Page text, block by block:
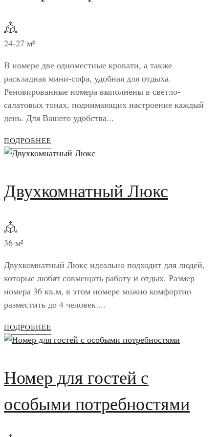
24-27 м²
В номере две одноместные кровати, а также
раскладная мини-софа, удобная для отдыха.
Реновированные номера выполнены в светло-
салатовых тонах, поднимающих настроение каждый
день. Для Вашего удобства...
ПОДРОБНЕЕ
Двухкомнатный Люкс
36 м²
Двухкомнатный Люкс идеально подходит для людей,
которые любят совмещать работу и отдых. Размер
номера 36 кв.м, в этом номере можно комфортно
разместить до 4 человек....
ПОДРОБНЕЕ
Номер для гостей с
особыми потребностями